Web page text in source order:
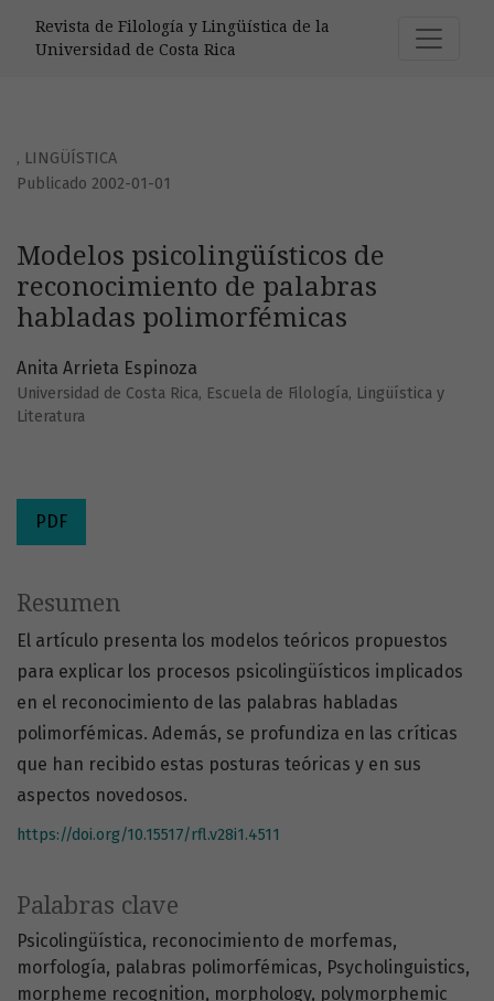
Revista de Filología y Lingüística de la
Universidad de Costa Rica
, LINGÜÍSTICA
Modelos psicolingüísticos de
reconocimiento de palabras
habladas polimorfémicas
Publicado 2002-01-01
Anita Arrieta Espinoza
Universidad de Costa Rica, Escuela de Filología, Lingüística y
Literatura
PDF
Palabras clave
Psicolingüística reconocimiento de morfemas
morfología palabras polimorfémicas
Psycholinguistics
morpheme recognition morphology polymorphemic
Resumen
El artículo presenta los modelos teóricos propuestos
para explicar los procesos psicolingüísticos implicados
en el reconocimiento de las palabras habladas
polimorfémicas. Además, se profundiza en las críticas
que han recibido estas posturas teóricas y en sus
aspectos novedosos.
https://doi.org/10.15517/rfl.v28i1.4511